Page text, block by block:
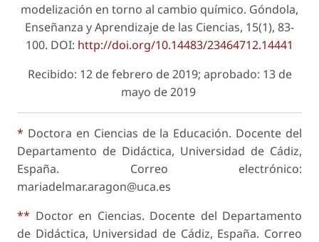
modelización en torno al cambio químico. Góndola,
Enseñanza y Aprendizaje de las Ciencias, 15(1), 83-
100. DOI: http://doi.org/10.14483/23464712.14441
Recibido: 12 de febrero de 2019; aprobado: 13 de
mayo de 2019
* Doctora en Ciencias de la Educación. Docente del
Departamento de Didáctica, Universidad de Cádiz,
España. Correo electrónico:
mariadelmar.aragon@uca.es
** Doctor en Ciencias. Docente del Departamento
de Didáctica, Universidad de Cádiz, España. Correo